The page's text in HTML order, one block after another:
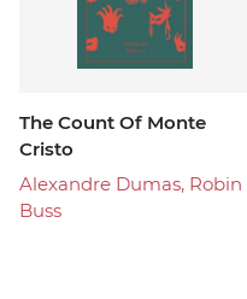
The Count Of Monte
Cristo
Alexandre Dumas, Robin
Buss